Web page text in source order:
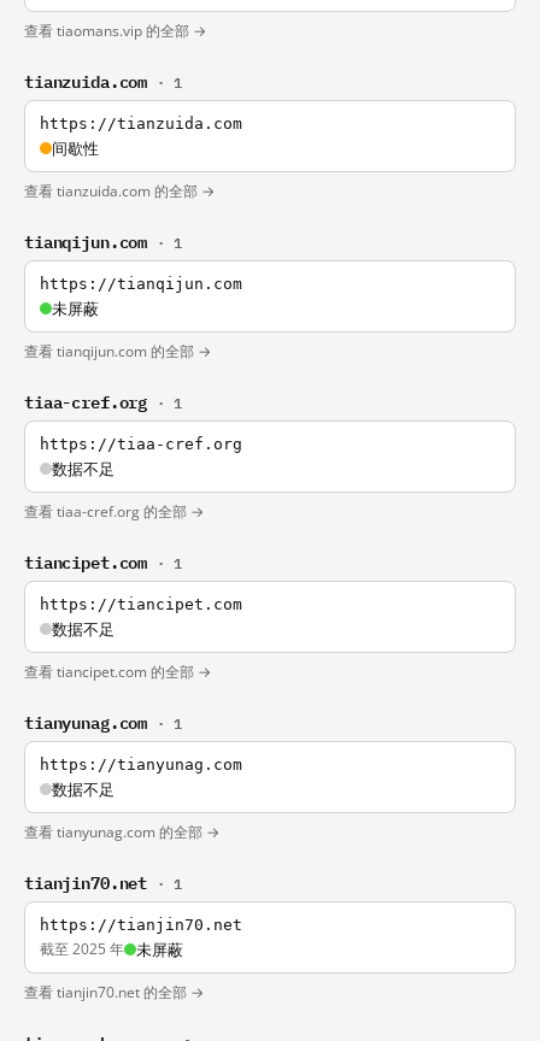
查看 tiaomans.vip 的全部 →
tianzuida.com · 1
https://tianzuida.com
间歇性
查看 tianzuida.com 的全部 →
tianqijun.com · 1
https://tianqijun.com
未屏蔽
查看 tianqijun.com 的全部 →
tiaa-cref.org · 1
https://tiaa-cref.org
数据不足
查看 tiaa-cref.org 的全部 →
tiancipet.com · 1
https://tiancipet.com
数据不足
查看 tiancipet.com 的全部 →
tianyunag.com · 1
https://tianyunag.com
数据不足
查看 tianyunag.com 的全部 →
tianjin70.net · 1
https://tianjin70.net
截至 2025 年 未屏蔽
查看 tianjin70.net 的全部 →